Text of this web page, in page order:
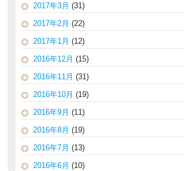
2017年3月 (31)
2017年2月 (22)
2017年1月 (12)
2016年12月 (15)
2016年11月 (31)
2016年10月 (19)
2016年9月 (11)
2016年8月 (19)
2016年7月 (13)
2016年6月 (10)